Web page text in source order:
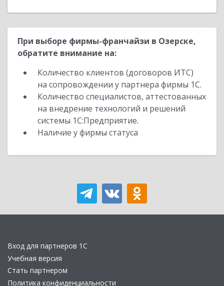
При выборе фирмы-франчайзи в Озерске,
обратите внимание на:
Количество клиентов (договоров ИТС)
на сопровождении у партнера фирмы 1С.
Количество специалистов, аттестованных
на внедрение технологий и решений
системы 1С:Предприятие.
Наличие у фирмы статуса
Вход для партнеров 1С
Учебная версия
Стать партнером
Политика конфиденциальности